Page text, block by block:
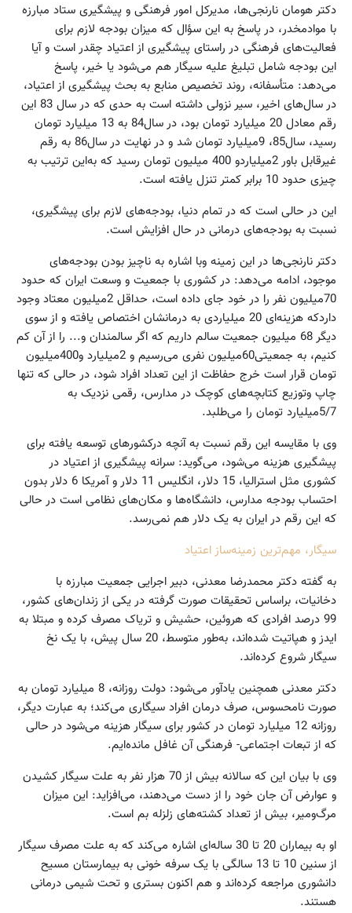
دکتر هومان نارنجی‌ها، مدیرکل امور فرهنگی و پیشگیری ستاد مبارزه
با مواد‌مخدر، در پاسخ به این سؤال که میزان بودجه لازم برای
فعالیت‌های فرهنگی در راستای پیشگیری از اعتیاد چقدر است و آیا
این بودجه شامل تبلیغ علیه سیگار هم می‌شود یا خیر، پاسخ
می‌دهد: متأسفانه، روند تخصیص منابع به بحث پیشگیری از اعتیاد،
در سال‌های اخیر، سیر نزولی داشته است به حدی که در سال 83 این
رقم معادل 20 میلیارد تومان بود، در سال84 به 13 میلیارد تومان
رسید، سال85، 9میلیارد تومان شد و در نهایت در سال86 به رقم
غیرقابل باور 2میلیاردو 400 میلیون تومان رسید که به‌این ترتیب به
چیزی حدود 10 برابر کمتر تنزل یافته است.
این در حالی است که در تمام دنیا، بودجه‌های لازم برای پیشگیری،
نسبت به بودجه‌های درمانی در حال افزایش است.
دکتر نارنجی‌ها در این زمینه وبا اشاره به ناچیز بودن بودجه‌های
موجود، ادامه می‌دهد: در کشوری با جمعیت و وسعت ایران که حدود
70میلیون نفر را در خود جای داده است، حداقل 2میلیون معتاد وجود
داردکه هزینه‌ای 20 میلیاردی به درمانشان اختصاص یافته و از سوی
دیگر 68 میلیون جمعیت سالم داریم که اگر سالمندان و... را از آن کم
کنیم، به جمعیتی60میلیون نفری می‌رسیم و 2میلیارد و400میلیون
تومان قرار است خرج حفاظت از این تعداد افراد شود، در حالی که تنها
چاپ وتوزیع کتابچه‌های کوچک در مدارس، رقمی نزدیک به
5/7میلیارد تومان را می‌طلبد.
وی با مقایسه این رقم نسبت به آنچه درکشورهای توسعه یافته برای
پیشگیری هزینه می‌شود، می‌گوید: سرانه پیشگیری از اعتیاد در
کشوری مثل استرالیا، 15 دلار، انگلیس 11 دلار و آمریکا 6 دلار بدون
احتساب بودجه مدارس، دانشگاه‌ها و مکان‌های نظامی است در حالی
که این رقم در ایران به یک دلار هم نمی‌رسد.
سیگار، مهم‌ترین زمینه‌ساز اعتیاد
به گفته دکتر محمدرضا معدنی، دبیر اجرایی جمعیت مبارزه با
دخانیات، براساس تحقیقات صورت گرفته در یکی از زندان‌های کشور،
99 درصد افرادی که هروئین، حشیش و تریاک مصرف ‌کرده و مبتلا به
ایدز و هپاتیت شده‌اند، به‌طور متوسط، 20 سال پیش، با یک نخ
سیگار شروع کرده‌اند.
دکتر معدنی همچنین یادآور می‌‌شود: دولت روزانه، 8 میلیارد تومان به
صورت نامحسوس، صرف درمان افراد سیگاری می‌کند؛ به عبارت دیگر،
روزانه 12 میلیارد تومان در کشور برای سیگار هزینه می‌شود در حالی
که از تبعات اجتماعی- فرهنگی آن غافل مانده‌ایم.
وی با بیان این که سالانه بیش از 70 هزار نفر به علت سیگار کشیدن
و عوارض آن جان خود را از دست می‌دهند، می‌افزاید: این میزان
مرگ‌ومیر، بیش از تعداد کشته‌های زلزله بم است.
او به بیماران 20 تا 30 ساله‌ای اشاره می‌کند که به علت مصرف سیگار
از سنین 10 تا 13 سالگی با یک سرفه خونی به بیمارستان مسیح
دانشوری مراجعه کرده‌اند و هم اکنون بستری و تحت شیمی درمانی
هستند.